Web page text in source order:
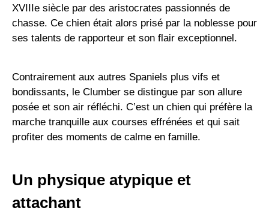
XVIIIe siècle par des aristocrates passionnés de
chasse. Ce chien était alors prisé par la noblesse pour
ses talents de rapporteur et son flair exceptionnel.
Contrairement aux autres Spaniels plus vifs et
bondissants, le Clumber se distingue par son allure
posée et son air réfléchi. C’est un chien qui préfère la
marche tranquille aux courses effrénées et qui sait
profiter des moments de calme en famille.
Un physique atypique et
attachant